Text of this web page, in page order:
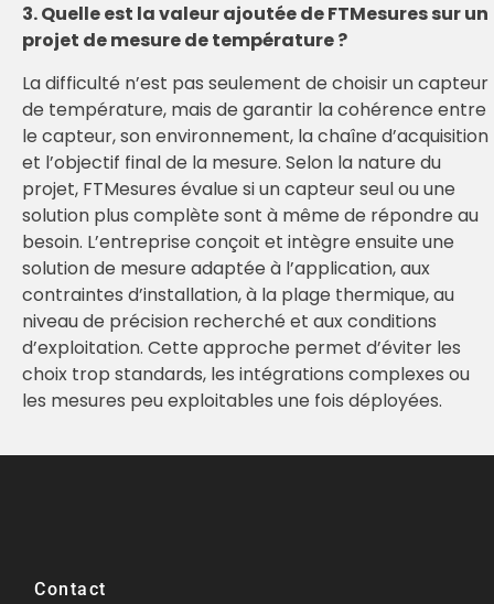
3. Quelle est la valeur ajoutée de FTMesures sur un
projet de mesure de température ?
La difficulté n’est pas seulement de choisir un capteur
de température, mais de garantir la cohérence entre
le capteur, son environnement, la chaîne d’acquisition
et l’objectif final de la mesure. Selon la nature du
projet, FTMesures évalue si un capteur seul ou une
solution plus complète sont à même de répondre au
besoin. L’entreprise conçoit et intègre ensuite une
solution de mesure adaptée à l’application, aux
contraintes d’installation, à la plage thermique, au
niveau de précision recherché et aux conditions
d’exploitation. Cette approche permet d’éviter les
choix trop standards, les intégrations complexes ou
les mesures peu exploitables une fois déployées.
Contact